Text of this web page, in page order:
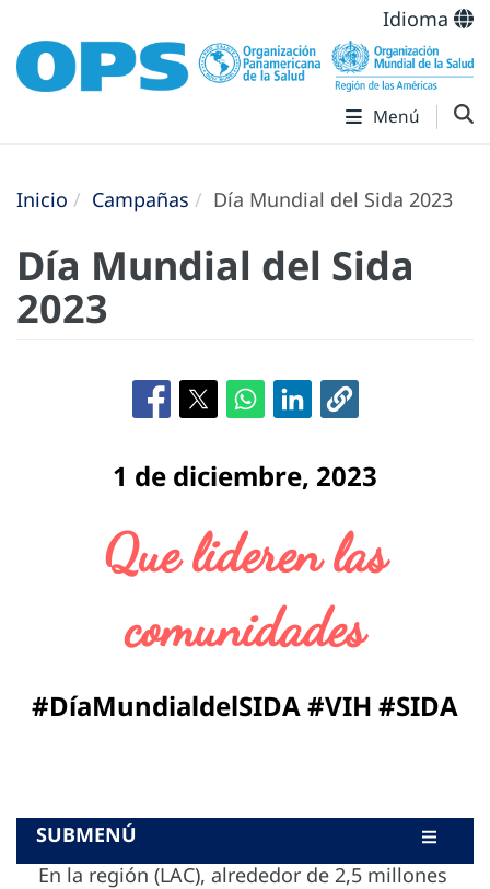
Idioma
Menú
Inicio Campañas Día Mundial del Sida 2023
Día Mundial del Sida
2023
1 de diciembre, 2023
Que lideren las
comunidades
#DíaMundialdelSIDA #VIH #SIDA
SUBMENÚ
DESTACADOS
SOY CLAVE
MATERIALES DE COMUNICACIÓN
CAMPAÑAS RELACIONADAS
En la región (LAC), alrededor de 2,5 millones